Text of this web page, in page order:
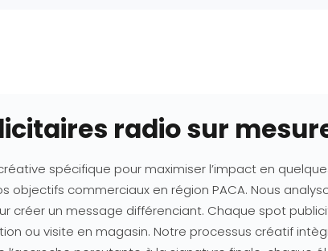
radio sur
spécifique pour maximiser l’impact en
commerciaux en région PACA. Nous
créer un message différenciant. Chaque spot
ou visite en magasin. Notre processus créatif